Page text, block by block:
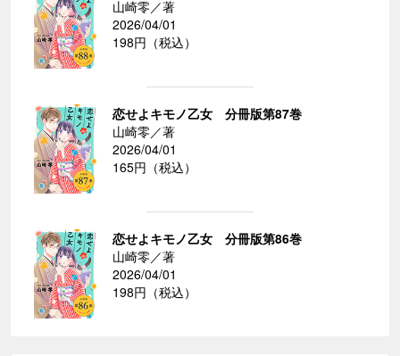
山崎零／著
2026/04/01
198円（税込）
恋せよキモノ乙女 分冊版第87巻
山崎零／著
2026/04/01
165円（税込）
恋せよキモノ乙女 分冊版第86巻
山崎零／著
2026/04/01
198円（税込）